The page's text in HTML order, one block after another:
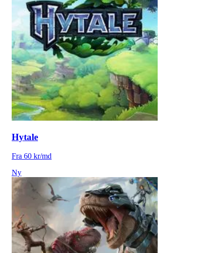
Hytale
Fra 60 kr/md
Ny